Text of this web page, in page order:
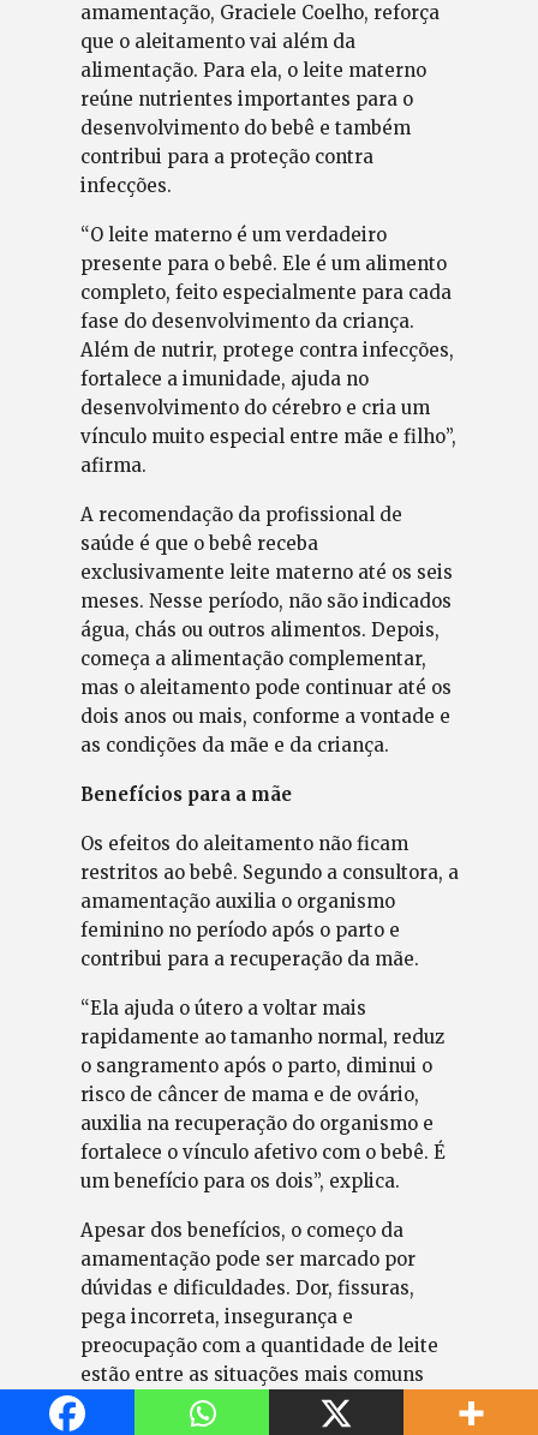
amamentação, Graciele Coelho, reforça
que o aleitamento vai além da
alimentação. Para ela, o leite materno
reúne nutrientes importantes para o
desenvolvimento do bebê e também
contribui para a proteção contra
infecções.
“O leite materno é um verdadeiro
presente para o bebê. Ele é um alimento
completo, feito especialmente para cada
fase do desenvolvimento da criança.
Além de nutrir, protege contra infecções,
fortalece a imunidade, ajuda no
desenvolvimento do cérebro e cria um
vínculo muito especial entre mãe e filho”,
afirma.
A recomendação da profissional de
saúde é que o bebê receba
exclusivamente leite materno até os seis
meses. Nesse período, não são indicados
água, chás ou outros alimentos. Depois,
começa a alimentação complementar,
mas o aleitamento pode continuar até os
dois anos ou mais, conforme a vontade e
as condições da mãe e da criança.
Benefícios para a mãe
Os efeitos do aleitamento não ficam
restritos ao bebê. Segundo a consultora, a
amamentação auxilia o organismo
feminino no período após o parto e
contribui para a recuperação da mãe.
“Ela ajuda o útero a voltar mais
rapidamente ao tamanho normal, reduz
o sangramento após o parto, diminui o
risco de câncer de mama e de ovário,
auxilia na recuperação do organismo e
fortalece o vínculo afetivo com o bebê. É
um benefício para os dois”, explica.
Apesar dos benefícios, o começo da
amamentação pode ser marcado por
dúvidas e dificuldades. Dor, fissuras,
pega incorreta, insegurança e
preocupação com a quantidade de leite
estão entre as situações mais comuns
relatadas pelas mães.